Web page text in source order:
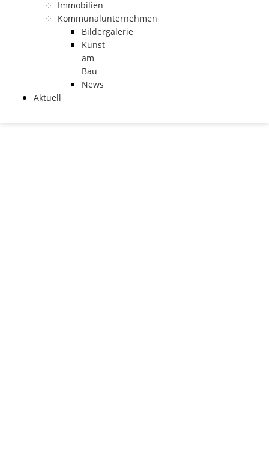
Immobilien
Kommunalunternehmen
Bildergalerie
Kunst
am
Bau
News
Aktuell